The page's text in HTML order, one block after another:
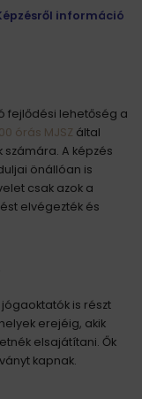
információ
fejlődési lehetőség a
órás MJSZ által
A képzés
önállóan is
csak azok a
elvégezték és
is részt
erejéig, akik
elsajátítani. Ők
kapnak.